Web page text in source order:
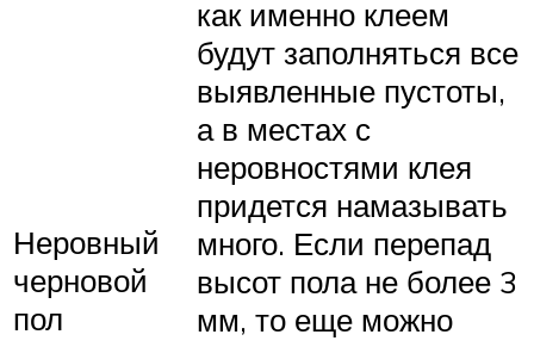
Неровный
черновой
пол
как именно клеем
будут заполняться все
выявленные пустоты,
а в местах с
неровностями клея
придется намазывать
много. Если перепад
высот пола не более 3
мм, то еще можно